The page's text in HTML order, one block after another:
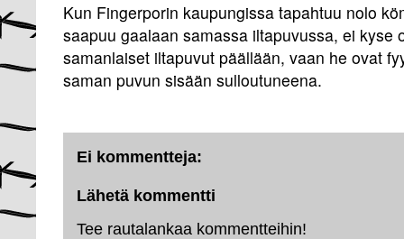
Kun Fingerporin kaupungissa tapahtuu nolo
saapuu gaalaan samassa iltapuvussa, ei kyse
samanlaiset iltapuvut päällään, vaan he ovat
saman puvun sisään sulloutuneena.
Ei kommentteja:
Lähetä kommentti
Tee rautalankaa kommentteihin!